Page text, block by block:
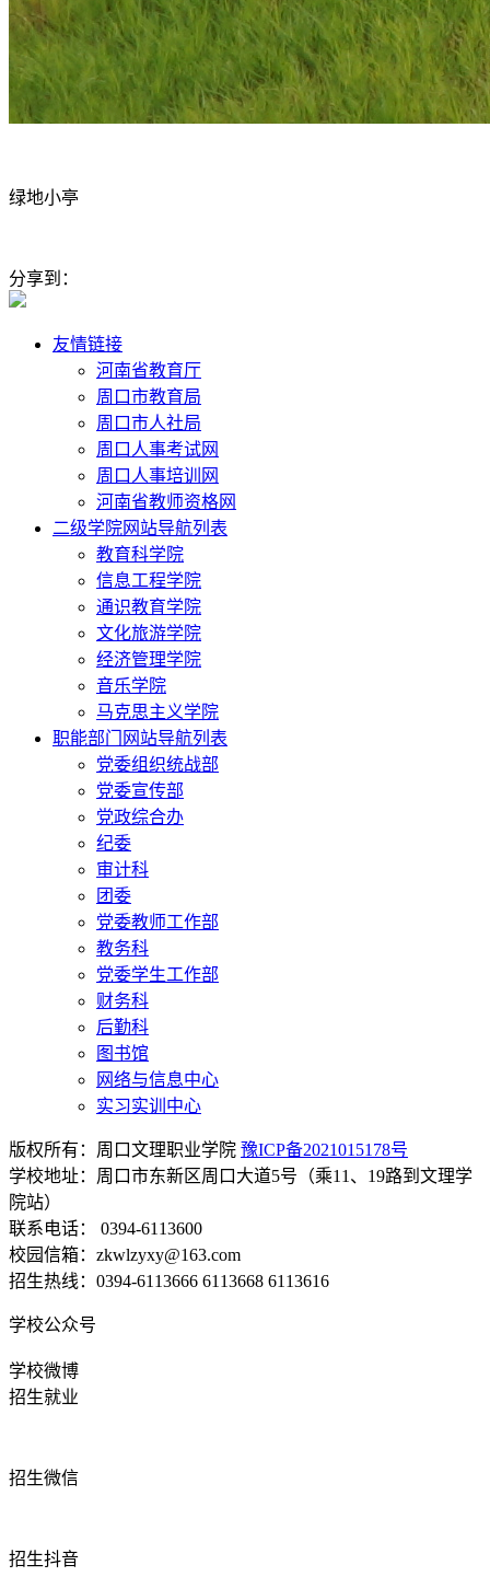
绿地小亭
分享到：
友情链接
河南省教育厅
周口市教育局
周口市人社局
周口人事考试网
周口人事培训网
河南省教师资格网
二级学院网站导航列表
教育科学院
信息工程学院
通识教育学院
文化旅游学院
经济管理学院
音乐学院
马克思主义学院
职能部门网站导航列表
党委组织统战部
党委宣传部
党政综合办
纪委
审计科
团委
党委教师工作部
教务科
党委学生工作部
财务科
后勤科
图书馆
网络与信息中心
实习实训中心
版权所有：周口文理职业学院 豫ICP备2021015178号
学校地址：周口市东新区周口大道5号（乘11、19路到文理学
院站）
联系电话： 0394-6113600
校园信箱：zkwlzyxy@163.com
招生热线：0394-6113666 6113668 6113616
学校公众号
学校微博
招生就业
招生微信
招生抖音